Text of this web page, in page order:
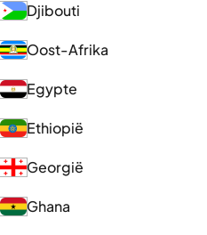
Djibouti
Oost-Afrika
Egypte
Ethiopië
Georgië
Ghana